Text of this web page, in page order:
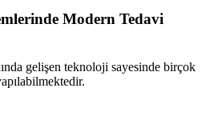
Modern Tedavi
gelişen teknoloji sayesinde birçok